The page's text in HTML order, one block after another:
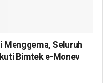
Menggema, Seluruh
Bimtek e-Monev